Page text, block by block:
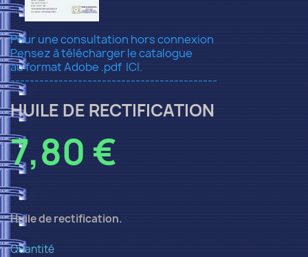
Pour une consultation hors connexion
Pensez à télécharger le catalogue
au format Adobe .pdfICI.
-------------------------------------------
HUILE DE RECTIFICATION
7,80 €
Huile de rectification.
Quantité